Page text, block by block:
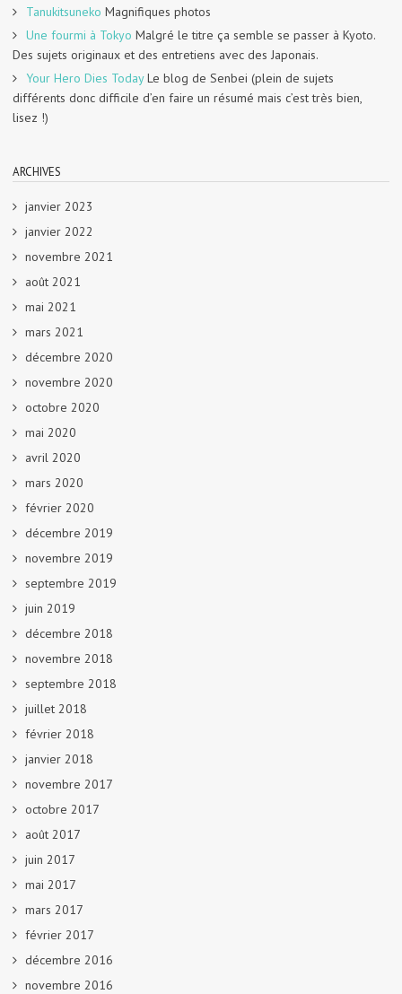
Tanukitsuneko Magnifiques photos
Une fourmi à Tokyo Malgré le titre ça semble se passer à Kyoto.
Des sujets originaux et des entretiens avec des Japonais.
Your Hero Dies TodayLe blog de Senbei (plein de sujets
différents donc difficile d’en faire un résumé mais c’est très bien,
lisez !)
ARCHIVES
janvier 2023
janvier 2022
novembre 2021
août 2021
mai 2021
mars 2021
décembre 2020
novembre 2020
octobre 2020
mai 2020
avril 2020
mars 2020
février 2020
décembre 2019
novembre 2019
septembre 2019
juin 2019
décembre 2018
novembre 2018
septembre 2018
juillet 2018
février 2018
janvier 2018
novembre 2017
octobre 2017
août 2017
juin 2017
mai 2017
mars 2017
février 2017
décembre 2016
novembre 2016